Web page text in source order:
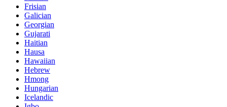
Frisian
Galician
Georgian
Gujarati
Haitian
Hausa
Hawaiian
Hebrew
Hmong
Hungarian
Icelandic